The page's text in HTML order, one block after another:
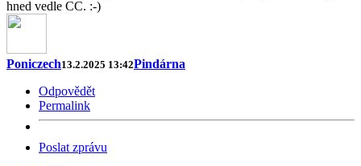
hned vedle CC. :-)
Poniczech13.2.2025 13:42Pindárna
Odpovědět
Permalink
Poslat zprávu